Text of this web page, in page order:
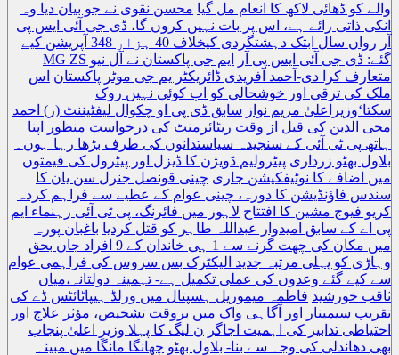
کو ڈھائی لاکھ کا انعام مل گیا محسن نقوی نے جو بیان دیا وہ
ذاتی رائے ہے، اس پر بات نہیں کروں گا، ڈی جی آئی ایس پی
رواں سال ابتک دہشتگردی کیخلاف 40 ہزار 348 آپریشن کیے
ڈی جی آئی ایس پی آر
ایم جی پاکستان نے آل نیو MG ZS
کرا دی-آحمد آفریدی ڈائریکٹر یم جی موٹر پاکستان اس
کی ترقی اور خوشحالی کو اب کوئی نہیں روک
مریم نواز سابق ڈی پی او چکوال لیفٹیننٹ (ر) احمد
الدین کی قبل از وقت ریٹائرمنٹ کی درخواست منظور اپنا
پی ٹی آئی کے سنجیدہ سیاستدانوں کی طرف بڑھا رہا ہوں۔
بھٹو زرداری پیٹرولیم ڈویژن کا ڈیزل اور پیٹرول کی قیمتوں
اضافے کا نوٹیفکیشن جاری چینی قونصل جنرل سن یان کا
فاؤنڈیشن کا دورہ، چینی عوام کے عطیے سے فراہم کردہ
فیوج مشین کا افتتاح لاہور میں فائرنگ، پی ٹی آئی رہنماء ایم
کے سابق امیدوار عبداللہ طاہر کو قتل کردیا باغبان پورہ
کی چھت گرنے سے 1 ہی خاندان کے 9 افراد جاں بحق
کو پہلی مرتبہ جدید الیکٹرک بس سروس کی فراہمی عوام
گئے وعدوں کی عملی تکمیل ہے- تہمینہ دولتانہ،میاں
خورشید فاطمہ میموریل ہسپتال میں ورلڈ ہیپاٹائٹس ڈے کی
سیمینار اور آگاہی واک میں بروقت تشخیص، مؤثر علاج اور
تدابیر کی اہمیت اجاگر ن لیگ کا پہلا وزیرِ اعلیٰ پنجاب
دھاندلی کی وجہ سے بنا- بلاول بھٹو چھانگا مانگا میں مبینہ